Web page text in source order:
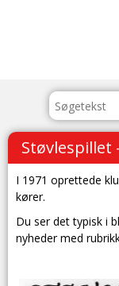
Støvlespillet
I 1971 oprettede
kører.
Du ser det typisk i
nyheder med